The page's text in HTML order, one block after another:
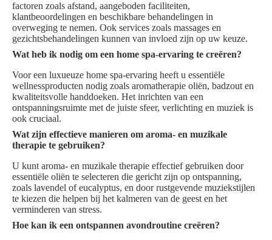
factoren zoals afstand, aangeboden faciliteiten,
klantbeoordelingen en beschikbare behandelingen in
overweging te nemen. Ook services zoals massages en
gezichtsbehandelingen kunnen van invloed zijn op uw keuze.
Wat heb ik nodig om een home spa-ervaring te creëren?
Voor een luxueuze home spa-ervaring heeft u essentiële
wellnessproducten nodig zoals aromatherapie oliën, badzout en
kwaliteitsvolle handdoeken. Het inrichten van een
ontspanningsruimte met de juiste sfeer, verlichting en muziek is
ook cruciaal.
Wat zijn effectieve manieren om aroma- en muzikale
therapie te gebruiken?
U kunt aroma- en muzikale therapie effectief gebruiken door
essentiële oliën te selecteren die gericht zijn op ontspanning,
zoals lavendel of eucalyptus, en door rustgevende muziekstijlen
te kiezen die helpen bij het kalmeren van de geest en het
verminderen van stress.
Hoe kan ik een ontspannen avondroutine creëren?